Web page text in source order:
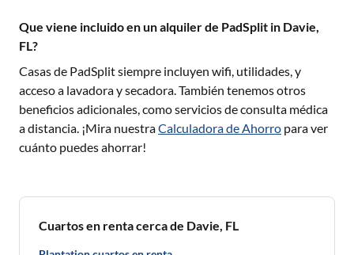
Que viene incluido en un alquiler de PadSplit in Davie,
FL?
Casas de PadSplit siempre incluyen wifi, utilidades, y
acceso a lavadora y secadora. También tenemos otros
beneficios adicionales, como servicios de consulta médica
a distancia. ¡Mira nuestraCalculadora de Ahorro para ver
cuánto puedes ahorrar!
Cuartos en renta cerca de Davie, FL